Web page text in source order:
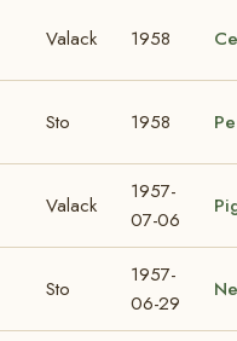
Valack 1958
Sto 1958
Valack
1957-
07-06
Sto
1957-
06-29